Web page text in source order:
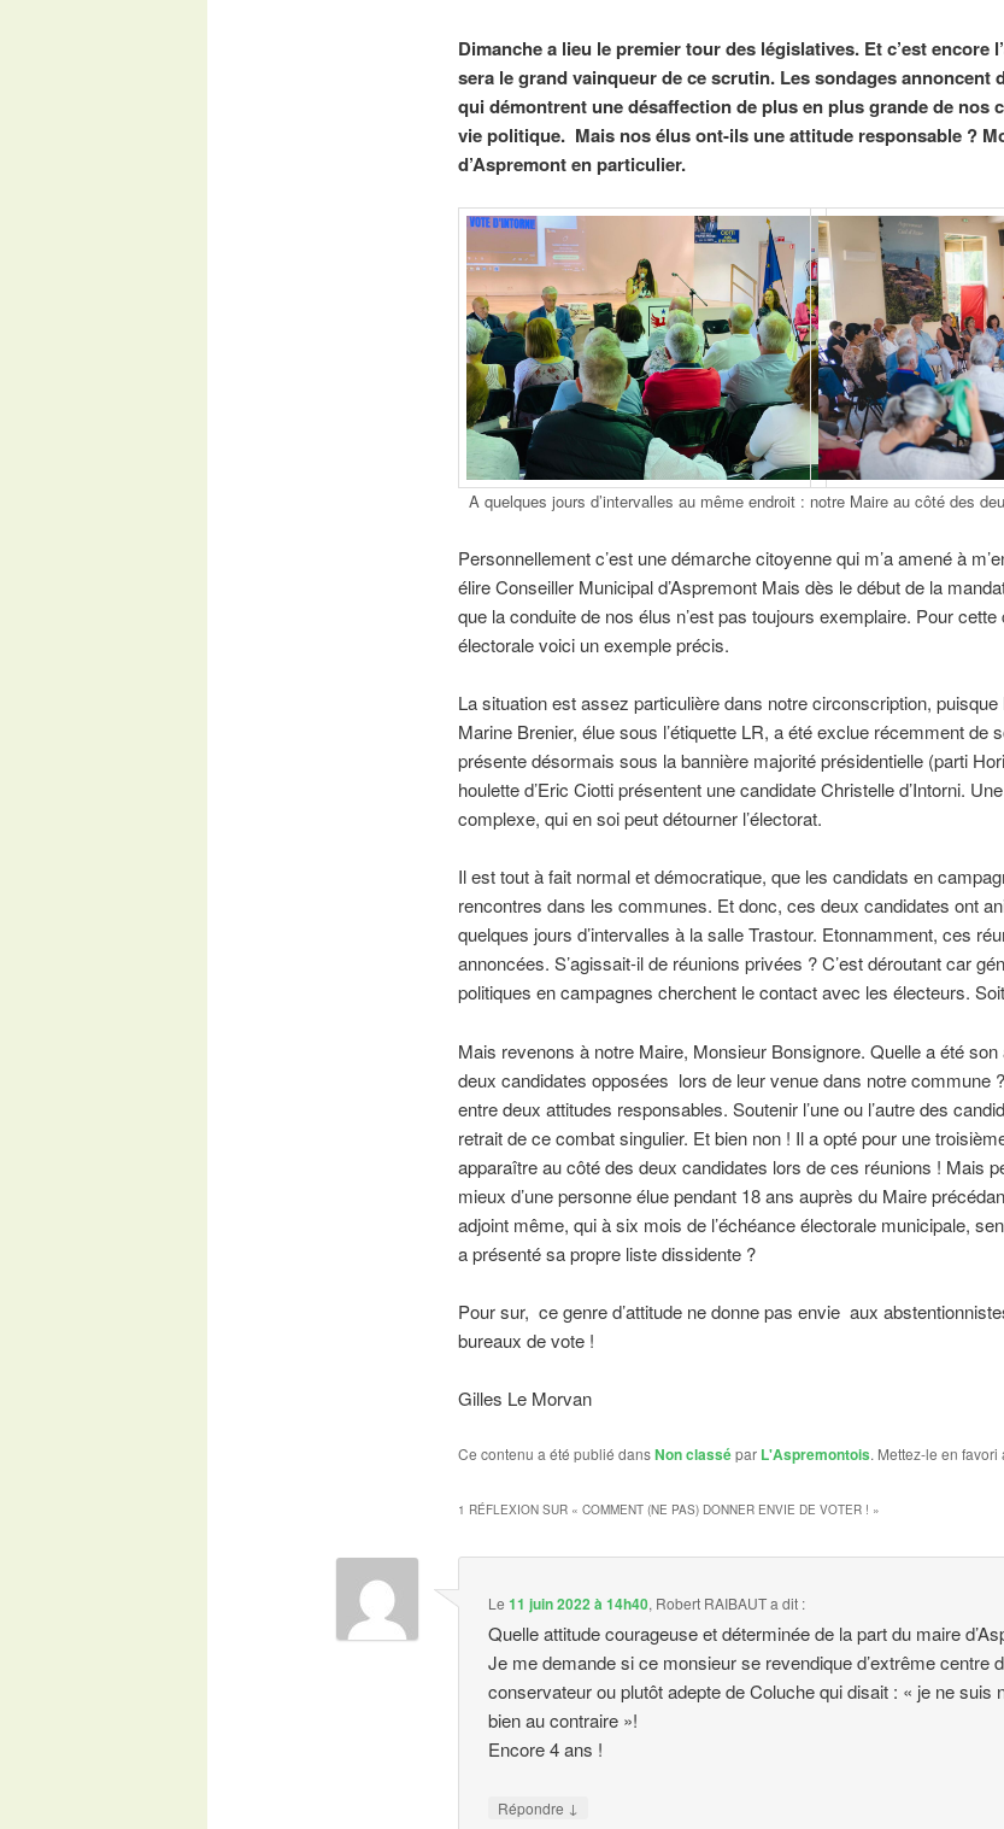
Dimanche a lieu le premier tour des législatives. Et c’est encore
sera le grand vainqueur de ce scrutin. Les sondages annoncent
qui démontrent une désaffection de plus en plus grande de nos
vie politique. Mais nos élus ont-ils une attitude responsable ?
d’Aspremont en particulier.
A quelques jours d’intervalles au même endroit : notre Maire au côté des
Personnellement c’est une démarche citoyenne qui m’a amené à
élire Conseiller Municipal d’Aspremont Mais dès le début de la
que la conduite de nos élus n’est pas toujours exemplaire. Pour
électorale voici un exemple précis.
La situation est assez particulière dans notre circonscription,
Marine Brenier, élue sous l’étiquette LR, a été exclue récemment de
présente désormais sous la bannière majorité présidentielle (parti
houlette d’Eric Ciotti présentent une candidate Christelle d’Intorni.
complexe, qui en soi peut détourner l’électorat.
Il est tout à fait normal et démocratique, que les candidats en
rencontres dans les communes. Et donc, ces deux candidates ont
quelques jours d’intervalles à la salle Trastour. Etonnamment, ces
annoncées. S’agissait-il de réunions privées ? C’est déroutant car
politiques en campagnes cherchent le contact avec les électeurs.
Mais revenons à notre Maire, Monsieur Bonsignore. Quelle a été
deux candidates opposées lors de leur venue dans notre commune
entre deux attitudes responsables. Soutenir l’une ou l’autre des
retrait de ce combat singulier. Et bien non ! Il a opté pour une
apparaître au côté des deux candidates lors de ces réunions ! Mais
mieux d’une personne élue pendant 18 ans auprès du Maire
adjoint même, qui à six mois de l’échéance électorale municipale,
a présenté sa propre liste dissidente ?
Pour sur, ce genre d’attitude ne donne pas envie aux
bureaux de vote !
Gilles Le Morvan
Ce contenu a été publié dansNon classépar L'Aspremontois. Mettez-le en favori
1 RÉFLEXION SUR « COMMENT (NE PAS) DONNER ENVIE DE VOTER ! »
Le11 juin 2022 à 14h40, Robert RAIBAUTa dit :
Quelle attitude courageuse et déterminée de la part du maire
Je me demande si ce monsieur se revendique d’extrême centre
conservateur ou plutôt adepte de Coluche qui disait : « je ne suis
bien au contraire »!
Encore 4 ans !
Répondre ↓